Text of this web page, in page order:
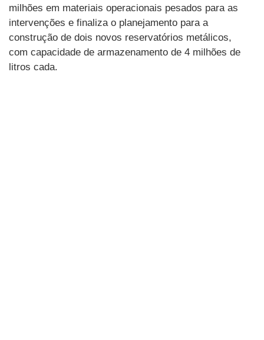
milhões em materiais operacionais pesados para as
intervenções e finaliza o planejamento para a
construção de dois novos reservatórios metálicos,
com capacidade de armazenamento de 4 milhões de
litros cada.